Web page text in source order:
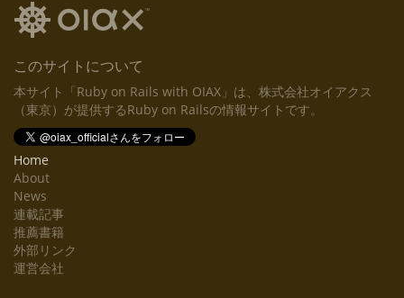
このサイトについて
本サイト「Ruby on Rails with OIAX」は、株式会社オイアクス
（東京）が提供するRuby on Railsの情報サイトです。
Home
About
News
連載記事
推薦書籍
外部リンク
運営会社